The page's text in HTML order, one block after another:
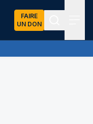
FAIRE
UN DON
ternissant plus ou